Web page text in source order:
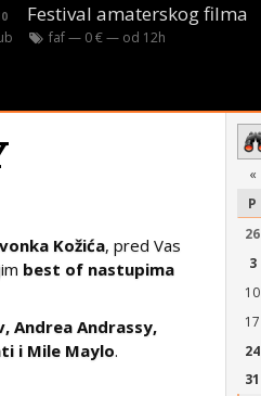
Festival amaterskog filma
faf— 0 € — od 12h
Kožića, pred Vas
best of nastupima
Andrea Andrassy,
i Mile Maylo.
«
P
26
3
10
17
24
31